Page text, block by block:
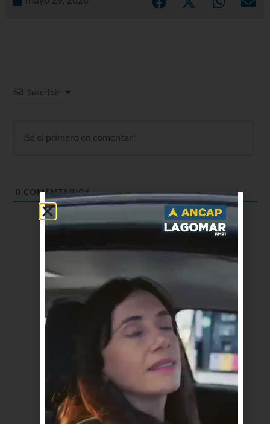
Suscribir
0 COMENTARIOS